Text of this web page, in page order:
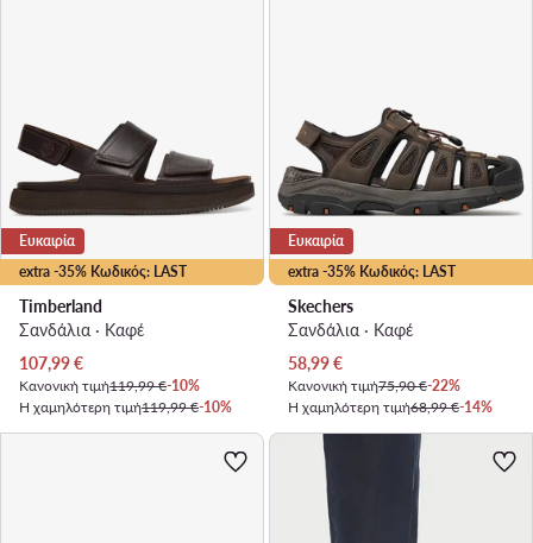
extra -35% Κωδικός: LAST
Ευκαιρία
Timberland
Σανδάλια · Καφέ
Τρέχουσα τιμή
107,99€
Κανονική τιμή119,99 €-10%
Η χαμηλότερη τιμή119,99 €-10%
extra -35% Κωδικός: LAST
Ευκαιρία
Skechers
Σανδάλια · Καφέ
Τρέχουσα τιμή
58,99€
Κανονική τιμή75,90 €-22%
Η χαμηλότερη τιμή68,99 €-14%